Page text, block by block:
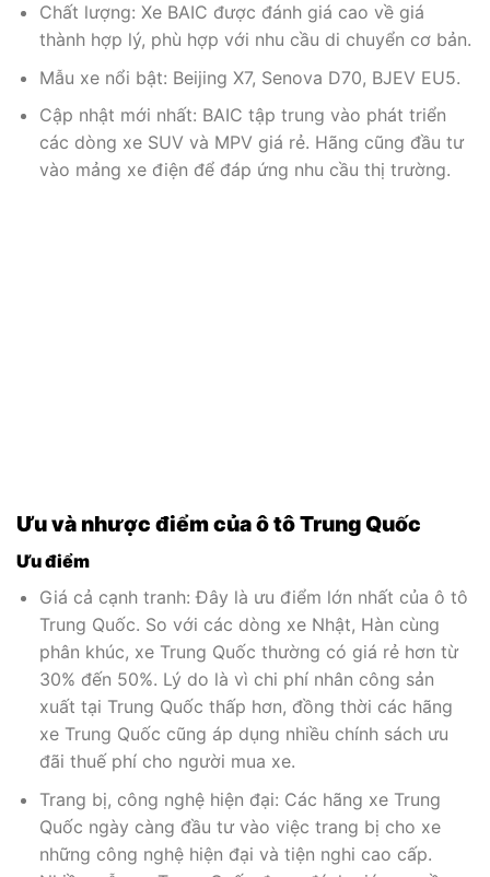
Chất lượng: Xe BAIC được đánh giá cao về giá
thành hợp lý, phù hợp với nhu cầu di chuyển cơ bản.
Mẫu xe nổi bật: Beijing X7, Senova D70, BJEV EU5.
Cập nhật mới nhất: BAIC tập trung vào phát triển
các dòng xe SUV và MPV giá rẻ. Hãng cũng đầu tư
vào mảng xe điện để đáp ứng nhu cầu thị trường.
Ưu và nhược điểm của ô tô Trung Quốc
Ưu điểm
Giá cả cạnh tranh: Đây là ưu điểm lớn nhất của ô tô
Trung Quốc. So với các dòng xe Nhật, Hàn cùng
phân khúc, xe Trung Quốc thường có giá rẻ hơn từ
30% đến 50%. Lý do là vì chi phí nhân công sản
xuất tại Trung Quốc thấp hơn, đồng thời các hãng
xe Trung Quốc cũng áp dụng nhiều chính sách ưu
đãi thuế phí cho người mua xe.
Trang bị, công nghệ hiện đại: Các hãng xe Trung
Quốc ngày càng đầu tư vào việc trang bị cho xe
những công nghệ hiện đại và tiện nghi cao cấp.